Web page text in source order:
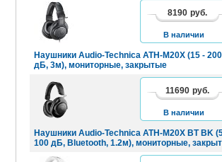
Наушники Audio-Technica ATH-M20X (15 -
дБ, 3м), мониторные, закрытые
8190 руб.
В наличии
Наушники Audio-Technica ATH-M20X BT BK
100 дБ, Bluetooth, 1.2м), мониторные,
11690 руб.
В наличии